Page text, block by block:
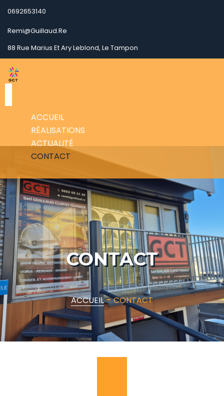
0692653140
Remi@guillaud.re
88 Rue Marius Et Ary Leblond, Le Tampon
ACCUEIL
RÉALISATIONS
ACTUALITÉ
CONTACT
CONTACT
ACCUEIL - CONTACT